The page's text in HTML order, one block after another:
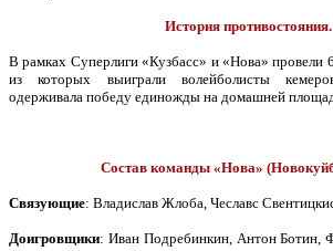
История противостояния.
В рамках Суперлиги «Кузбасс» и «Нова» провели
из которых выиграли волейболисты
одерживала победу единожды на домашней
Состав команды «Нова»
Связующие: Владислав Жлоба, Чеславс
Доигровщики: Иван Подребинкин, Антон Ботин,